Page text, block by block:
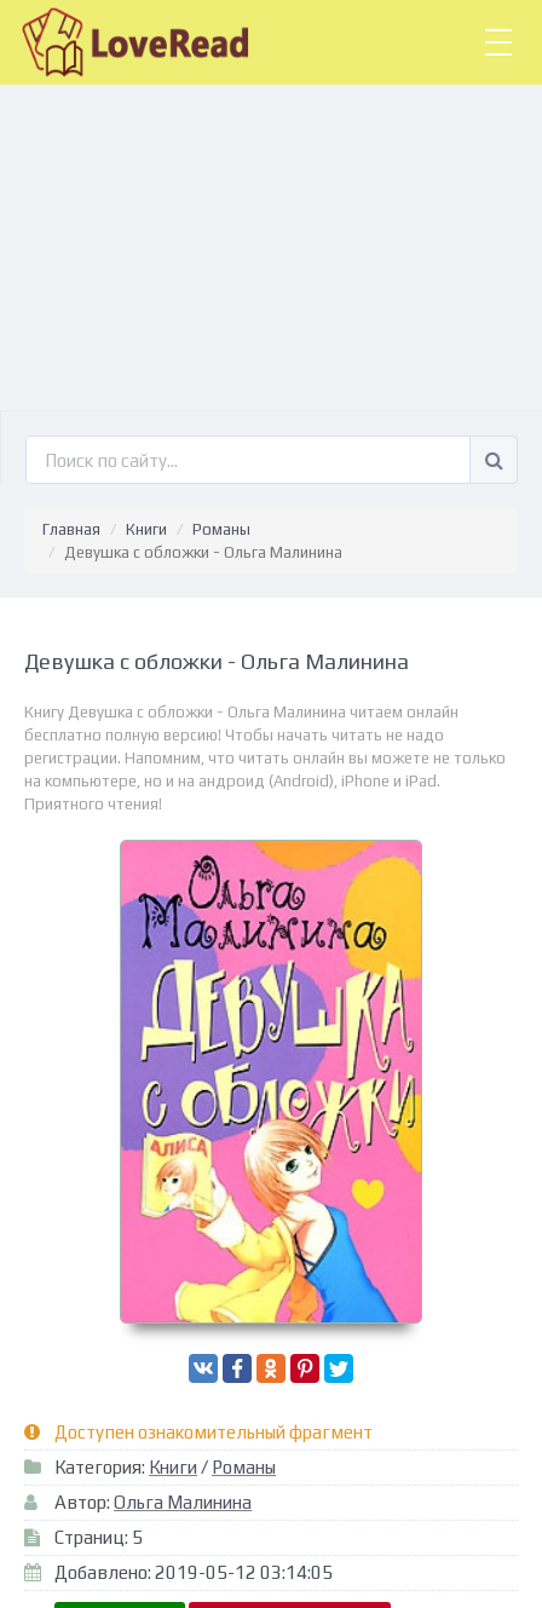
Главная Книги
Романы
Девушка с обложки - Ольга Малинина
Девушка с обложки - Ольга Малинина
Книгу Девушка с обложки - Ольга Малинина читаем онлайн
бесплатно полную версию! Чтобы начать читать не надо
регистрации. Напомним, что читать онлайн вы можете не только
на компьютере, но и на андроид (Android), iPhone и iPad.
Приятного чтения!
Доступен ознакомительный фрагмент
Категория: Книги / Романы
Автор: Ольга Малинина
Страниц: 5
Добавлено: 2019-05-12 03:14:05